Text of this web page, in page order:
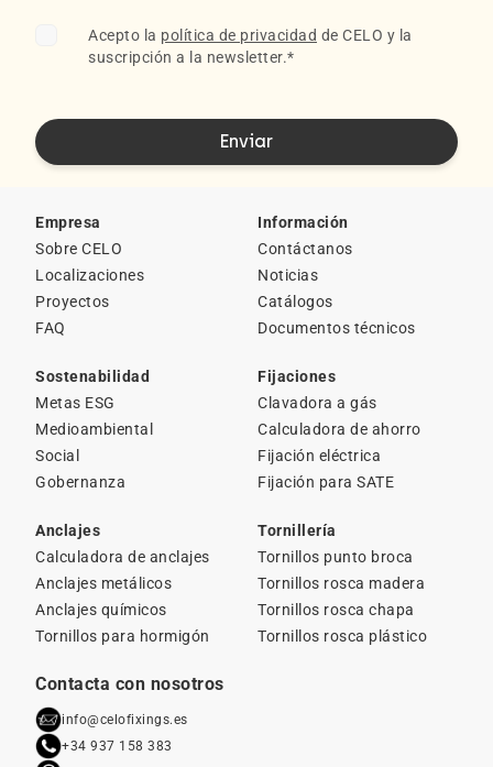
Acepto la política de privacidad de CELO y la
suscripción a la newsletter.*
Empresa
Sobre CELO
Localizaciones
Proyectos
FAQ
Información
Contáctanos
Noticias
Catálogos
Documentos técnicos
Sostenabilidad
Metas ESG
Medioambiental
Social
Gobernanza
Fijaciones
Clavadora a gás
Calculadora de ahorro
Fijación eléctrica
Fijación para SATE
Anclajes
Calculadora de anclajes
Anclajes metálicos
Anclajes químicos
Tornillos para hormigón
Tornillería
Tornillos punto broca
Tornillos rosca madera
Tornillos rosca chapa
Tornillos rosca plástico
Contacta con nosotros
info@celofixings.es
+34 937 158 383